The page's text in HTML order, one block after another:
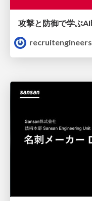
recruitengineers